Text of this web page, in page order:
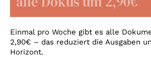
Account
Einmal pro Woche gibt es alle
2,90€ – das reduziert die Ausgaben
Horizont.